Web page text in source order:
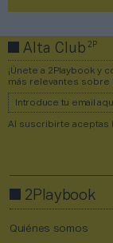
Alta Club2P
¡Únete a 2Playbook y
más relevantes sobre
Al suscribirte aceptas
2Playbook
Quiénes somos